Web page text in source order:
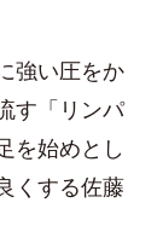
強い圧をか
す「リンパ
を始めとし
くする佐藤